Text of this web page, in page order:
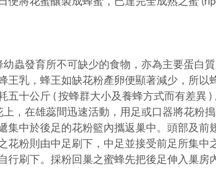
蟲發育所不可缺少的食物，亦為主要蛋白
王乳，蜂王如缺花粉產卵便顯著減少，所以
五十公斤 ( 按蜂群大小及養蜂方式而有差異 )
，在雄蕊間迅速活動，用足或口器將花粉
集中於後足的花粉籃內攜返巢中。頭部及前
花粉則由中足刷下，中足並接受前足所集中
行刷下。採粉回巢之蜜蜂先把後足伸入巢房